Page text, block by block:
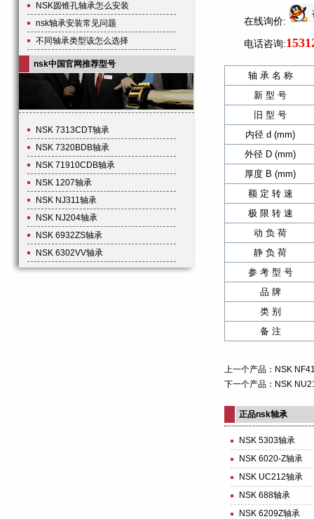
在线询价:
电话咨询:
轴 承 名 称
新 型 号
旧 型 号
内径 d (mm)
外径 D (mm)
厚度 B (mm)
额 定 转 速
极 限 转 速
动 负 荷
静 负 荷
参 考 型 号
品 牌
类 别
备 注
上一个产品： NSK
下一个产品： NSK
正品nsk轴承
NSK 5303轴承
NSK 6020-Z轴承
NSK UC212轴承
NSK 688轴承
NSK 6209Z轴承
NSK圆锥孔轴承怎么安装
nsk轴承安装常见问题
不同轴承类型该怎么选择
nsk中国官网推荐型号
NSK 7313CDT轴承
NSK 7320BDB轴承
NSK 71910CDB轴承
NSK 1207轴承
NSK NJ311轴承
NSK NJ204轴承
NSK 6932ZS轴承
NSK 6302VV轴承